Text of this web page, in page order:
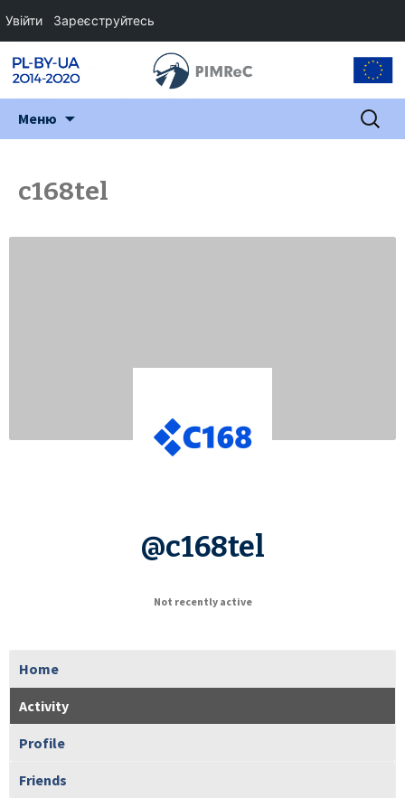
Меню Пошук:
c168tel
@c168tel
Not recently active
Home
Activity
Profile
Friends
Увійти Зареєструйтесь